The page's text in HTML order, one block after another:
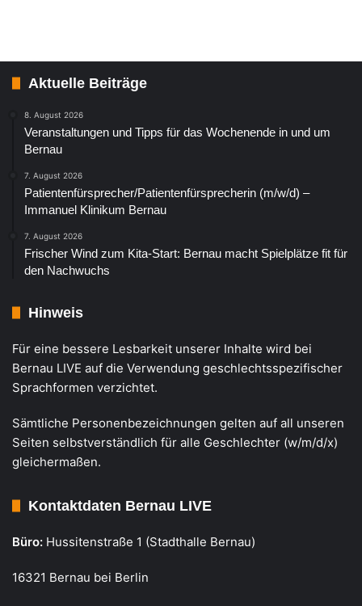
Aktuelle Beiträge
8. August 2026
Veranstaltungen und Tipps für das Wochenende in und um
Bernau
7. August 2026
Patientenfürsprecher/Patientenfürsprecherin (m/w/d) –
Immanuel Klinikum Bernau
7. August 2026
Frischer Wind zum Kita-Start: Bernau macht Spielplätze fit für
den Nachwuchs
Hinweis
Für eine bessere Lesbarkeit unserer Inhalte wird bei
Bernau LIVE auf die Verwendung geschlechtsspezifischer
Sprachformen verzichtet.
Sämtliche Personenbezeichnungen gelten auf all unseren
Seiten selbstverständlich für alle Geschlechter (w/m/d/x)
gleichermaßen.
Kontaktdaten Bernau LIVE
Büro: Hussitenstraße 1 (Stadthalle Bernau)
16321 Bernau bei Berlin